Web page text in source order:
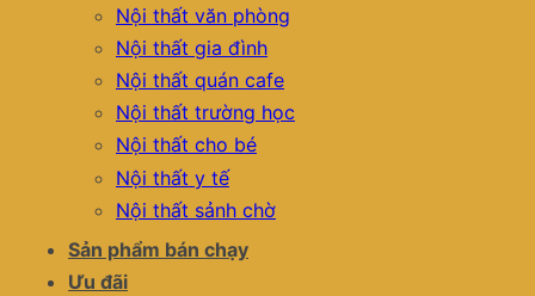
Nội thất văn phòng
Nội thất gia đình
Nội thất quán cafe
Nội thất trường học
Nội thất cho bé
Nội thất y tế
Nội thất sảnh chờ
Sản phẩm bán chạy
Ưu đãi